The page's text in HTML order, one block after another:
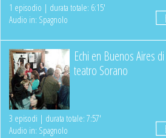
1 episodio | durata totale: 6:15'
Audio in: Spagnolo
Echi en Buenos Aires
teatro Sorano
3 episodi | durata totale: 7:57'
Audio in: Spagnolo